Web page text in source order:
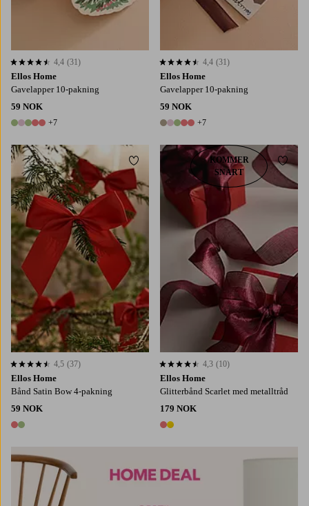
Ellos Home
Gavelapper 10-pakning
59 NOK
12 farger
+7
4,4 basert på 31 karaktergivninger
4,4 (31)
Ellos Home
Gavelapper 10-pakning
59 NOK
12 farger
+7
4,4 basert på 31 karaktergivninger
4,4 (31)
Ellos Home
Bånd Satin Bow 4-pakning
59 NOK
2 farger
4,5 basert på 37 karaktergivninger
4,5 (37)
Legg til favoritter
Ellos Home
Glitterbånd Scarlet med metalltråd
179 NOK
2 farger
4,3 basert på 10 karaktergivninger
4,3 (10)
KOMMER
SNART